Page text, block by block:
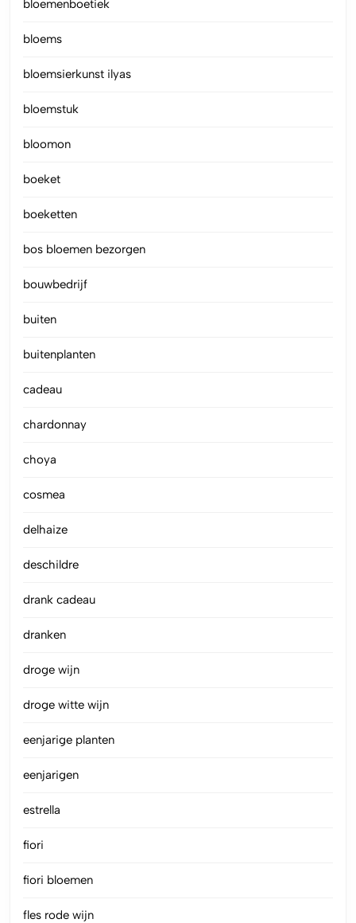
bloemenboetiek
bloems
bloemsierkunst ilyas
bloemstuk
bloomon
boeket
boeketten
bos bloemen bezorgen
bouwbedrijf
buiten
buitenplanten
cadeau
chardonnay
choya
cosmea
delhaize
deschildre
drank cadeau
dranken
droge wijn
droge witte wijn
eenjarige planten
eenjarigen
estrella
fiori
fiori bloemen
fles rode wijn